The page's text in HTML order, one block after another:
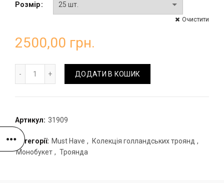
Розмір
Очистити
2500,00 грн.
ДОДАТИ В КОШИК
Артикул: 31909
Категорії: Must Have , Колекція голландських троянд ,
Монобукет , Троянда